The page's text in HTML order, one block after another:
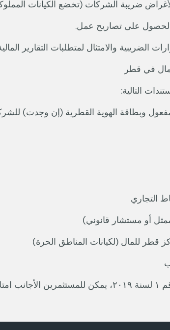
ضريبة الشركات (تخضع الكيانات المملوكة
على تصاريح عمل.
الضريبية والامتثال لمتطلبات التقارير
في قطر
التالية:
وبطاقة الهوية القطرية (إن وجدت)
التجاري
أو مستشار قانوني)
قطر للمال (لكيانات المناطق الحرة)